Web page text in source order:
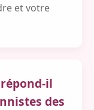
et votre
il
des